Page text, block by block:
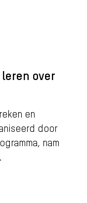
over
en
door
nam